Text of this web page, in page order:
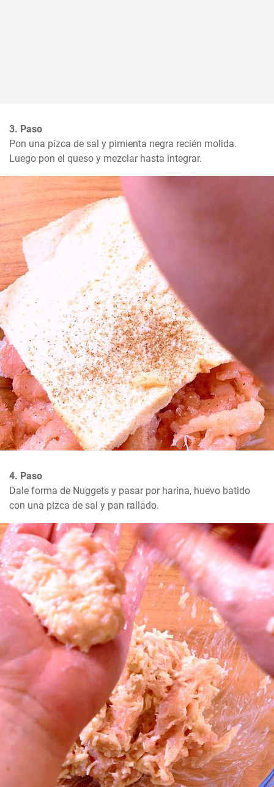
3. Paso
Pon una pizca de sal y pimienta negra recién molida.
Luego pon el queso y mezclar hasta integrar.
4. Paso
Dale forma de Nuggets y pasar por harina, huevo batido
con una pizca de sal y pan rallado.